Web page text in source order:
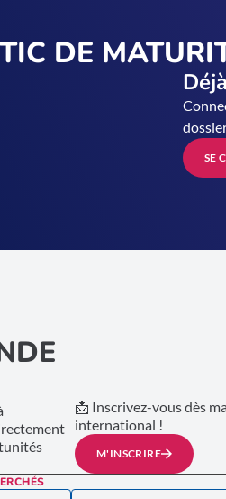
DE
SE
📩 Inscrivez-vous dès
international !
M'INSCRIRE